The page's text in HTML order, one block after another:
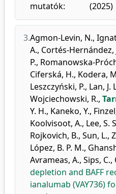
mutatók:
(2025)
3.Agmon-Levin, N.,
A., Cortés-Hernández,
P., Romanowska-
Ciferská, H., Kodera,
Leszczyński, P., Lan, J.
Wojciechowski, R.,
Y. H., Kaneko, Y.,
Koolvisoot, A., Lee, S.
Rojkovich, B., Sun, L.,
López, B. P. M.,
Avrameas, A., Sips, C.,
depletion and BAFF
ianalumab (VAY736)